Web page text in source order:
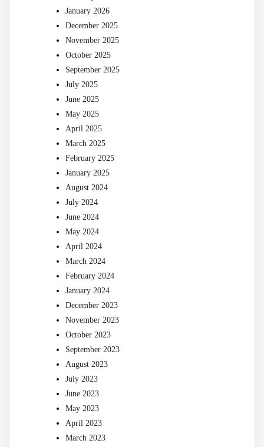
January 2026
December 2025
November 2025
October 2025
September 2025
July 2025
June 2025
May 2025
April 2025
March 2025
February 2025
January 2025
August 2024
July 2024
June 2024
May 2024
April 2024
March 2024
February 2024
January 2024
December 2023
November 2023
October 2023
September 2023
August 2023
July 2023
June 2023
May 2023
April 2023
March 2023